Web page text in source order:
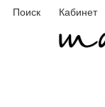
Поиск Кабинет